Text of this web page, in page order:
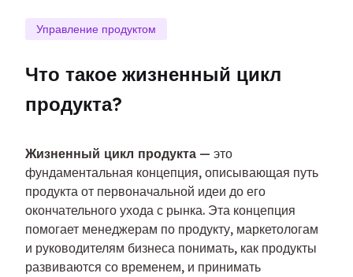
Управление продуктом
Что такое жизненный цикл
продукта?
Жизненный цикл продукта — это
фундаментальная концепция, описывающая путь
продукта от первоначальной идеи до его
окончательного ухода с рынка. Эта концепция
помогает менеджерам по продукту, маркетологам
и руководителям бизнеса понимать, как продукты
развиваются со временем, и принимать